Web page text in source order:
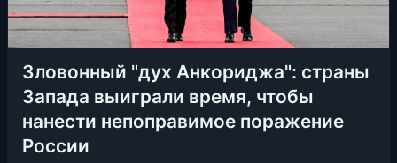
Зловонный "дух Анкориджа": страны
Запада выиграли время, чтобы
нанести непоправимое поражение
России